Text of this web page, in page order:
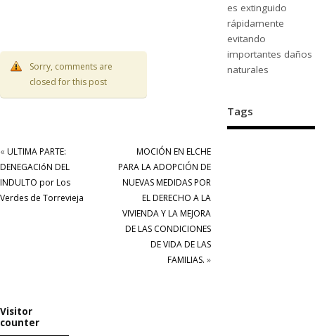
Sorry, comments are
closed for this post
« ULTIMA PARTE:
DENEGACIóN DEL
INDULTO por Los
Verdes de Torrevieja
MOCIÓN EN ELCHE
PARA LA ADOPCIÓN DE
NUEVAS MEDIDAS POR
EL DERECHO A LA
VIVIENDA Y LA MEJORA
DE LAS CONDICIONES
DE VIDA DE LAS
FAMILIAS. »
es extinguido
rápidamente
evitando
importantes daños
naturales
Tags
Visitor
counter